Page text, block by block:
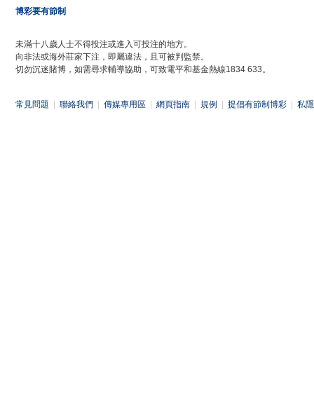
博彩要有節制
未滿十八歲人士不得投注或進入可投注的地方。
向非法或海外莊家下注，即屬違法，且可被判監禁。
切勿沉迷賭博，如需尋求輔導協助，可致電平和基金熱線1834 633。
常見問題 聯絡我們 傳媒專用區 網頁指南 規例 提倡有節制博彩 私